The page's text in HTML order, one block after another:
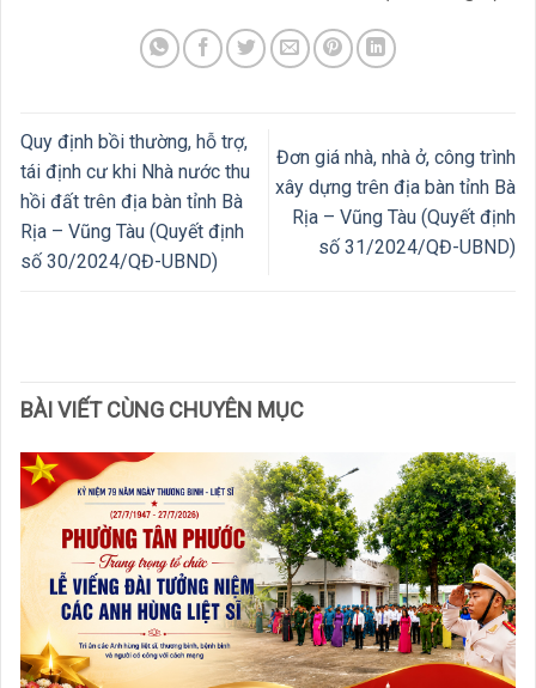
Quy định bồi thường, hỗ trợ,
tái định cư khi Nhà nước thu
hồi đất trên địa bàn tỉnh Bà
Rịa – Vũng Tàu (Quyết định
số 30/2024/QĐ-UBND)
Đơn giá nhà, nhà ở, công trình
xây dựng trên địa bàn tỉnh Bà
Rịa – Vũng Tàu (Quyết định
số 31/2024/QĐ-UBND)
BÀI VIẾT CÙNG CHUYÊN MỤC